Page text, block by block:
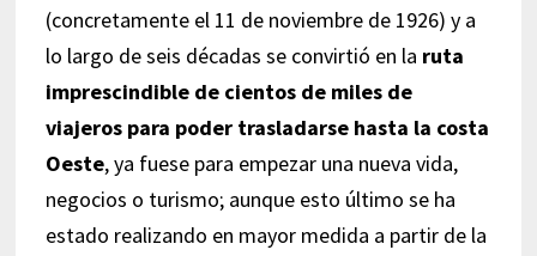
(concretamente el 11 de noviembre de 1926) y a
lo largo de seis décadas se convirtió en la ruta
imprescindible de cientos de miles de
viajeros para poder trasladarse hasta la costa
Oeste, ya fuese para empezar una nueva vida,
negocios o turismo; aunque esto último se ha
estado realizando en mayor medida a partir de la